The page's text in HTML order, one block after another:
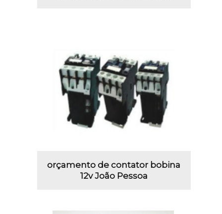
orçamento de contator bobina
12v João Pessoa